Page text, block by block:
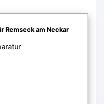
Remseck am Neckar